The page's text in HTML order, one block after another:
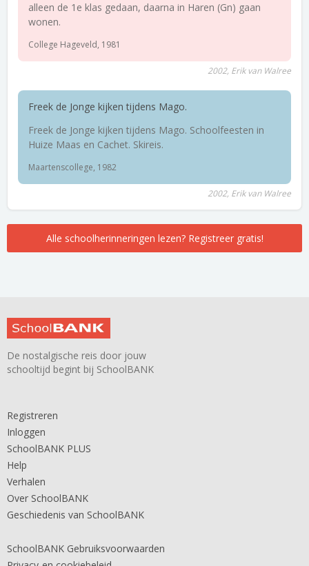
alleen de 1e klas gedaan, daarna in Haren (Gn) gaan
wonen.
College Hageveld, 1981
2002, Erik van Walree
Freek de Jonge kijken tijdens Mago.
Freek de Jonge kijken tijdens Mago. Schoolfeesten in
Huize Maas en Cachet. Skireis.
Maartenscollege, 1982
2002, Erik van Walree
Alle schoolherinneringen lezen? Registreer gratis!
De nostalgische reis door jouw
schooltijd begint bij SchoolBANK
Registreren
Inloggen
SchoolBANK PLUS
Help
Verhalen
Over SchoolBANK
Geschiedenis van SchoolBANK
SchoolBANK Gebruiksvoorwaarden